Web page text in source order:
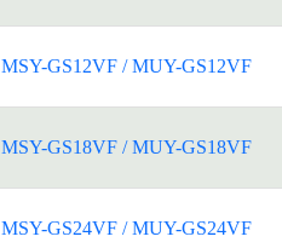
MSY-GS12VF / MUY-GS12VF
MSY-GS18VF / MUY-GS18VF
MSY-GS24VF / MUY-GS24VF